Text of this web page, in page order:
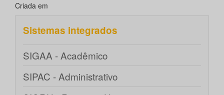
Criada em
Sistemas integrados
SIGAA - Acadêmico
SIPAC - Administrativo